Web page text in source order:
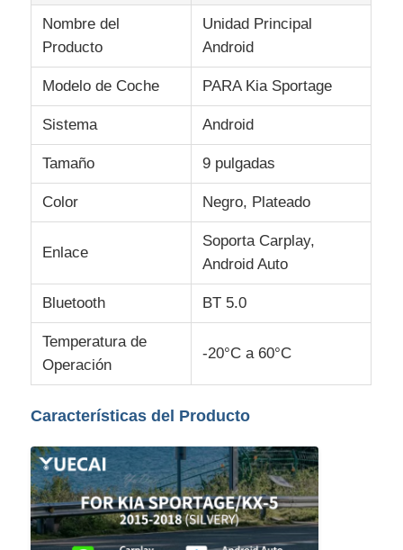
Inicio
Productos
Sobre nosotros
Visita a la fábrica
Control de Calidad
Contacto
noticias
Todos los casos
Solicitar una cotización
Unidad de la cabeza de Android del coche
Nombre del
Producto
Unidad Principal
Android
Modelo de Coche PARA Kia Sportage
Sistema Android
Tamaño 9 pulgadas
Color Negro, Plateado
Enlace
Soporta Carplay,
Android Auto
Bluetooth BT 5.0
Temperatura de
Operación
-20°C a 60°C
Características del Producto